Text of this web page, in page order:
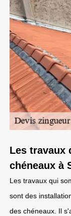
Les travaux
chéneaux à
Les travaux qui
sont des
des chéneaux. Il